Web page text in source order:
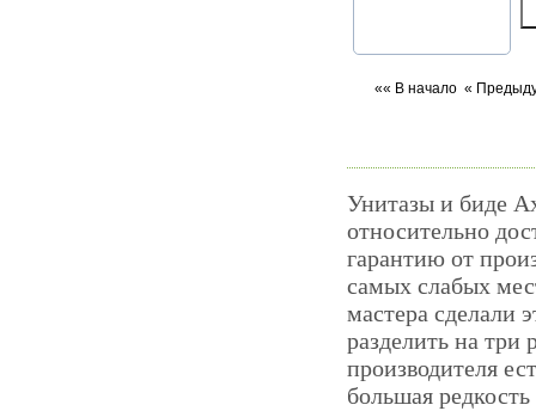
«« В начало «
Унитазы и биде
относительно
гарантию от
самых слабых
мастера сделали
разделить на три
производителя
большая